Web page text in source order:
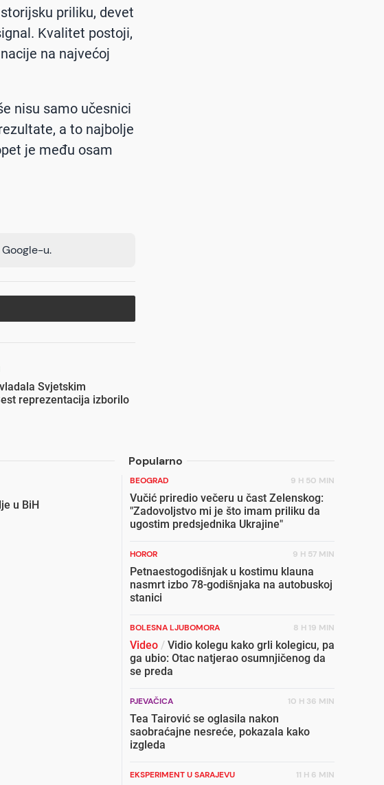
priliku, devet
Kvalitet postoji,
na najvećoj
nisu samo učesnici
a to najbolje
je među osam
u.
Svjetskim
reprezentacija izborilo
Popularno
u BiH
BEOGRAD 9 H 50 MIN
Vučić priredio večeru u čast Zelenskog:
"Zadovoljstvo mi je što imam priliku da
ugostim predsjednika Ukrajine"
HOROR 9 H 57 MIN
Petnaestogodišnjak u kostimu klauna
nasmrt izbo 78-godišnjaka na autobuskoj
stanici
BOLESNA LJUBOMORA 8 H 19 MIN
Video / Vidio kolegu kako grli kolegicu, pa
ga ubio: Otac natjerao osumnjičenog da
se preda
PJEVAČICA 10 H 36 MIN
Tea Tairović se oglasila nakon
saobraćajne nesreće, pokazala kako
izgleda
EKSPERIMENT U SARAJEVU 11 H 6 MIN